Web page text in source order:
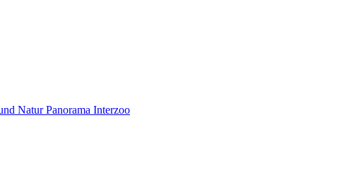
NaturPanorama Interzoo